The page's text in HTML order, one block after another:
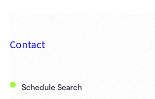
Contact
Schedule Search